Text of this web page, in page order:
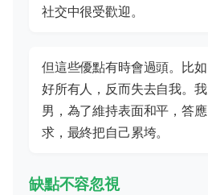
社交中很受歡迎。
但這些優點有時會過頭。比
好所有人，反而失去自我。
男，為了維持表面和平，答
求，最終把自己累垮。
缺點不容忽視